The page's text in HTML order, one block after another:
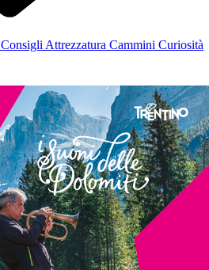
Consigli Attrezzatura Cammini Curiosità